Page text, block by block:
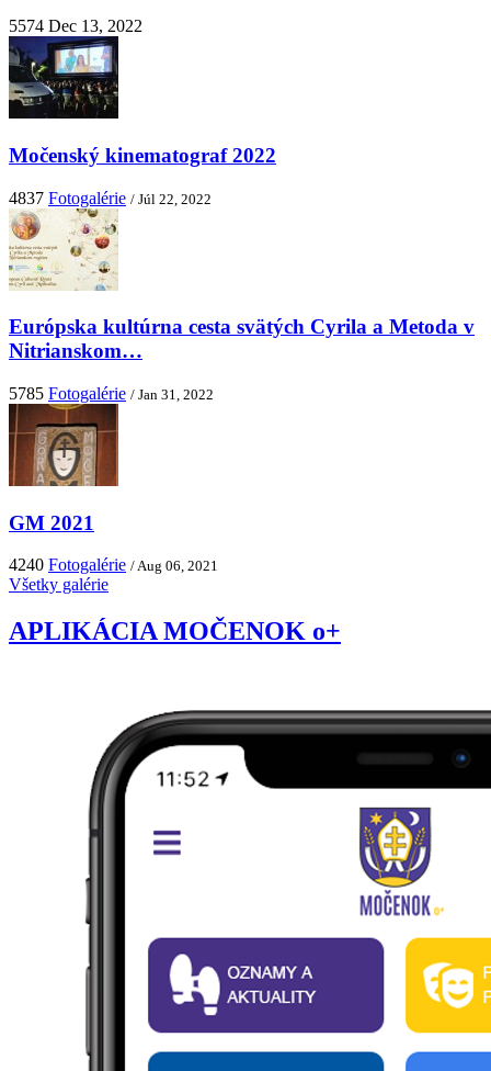
5574 Dec 13, 2022
Močenský kinematograf 2022
4837 Fotogalérie / Júl 22, 2022
Európska kultúrna cesta svätých Cyrila a Metoda v
Nitrianskom…
5785 Fotogalérie / Jan 31, 2022
GM 2021
4240 Fotogalérie / Aug 06, 2021
Všetky galérie
APLIKÁCIA MOČENOK o+